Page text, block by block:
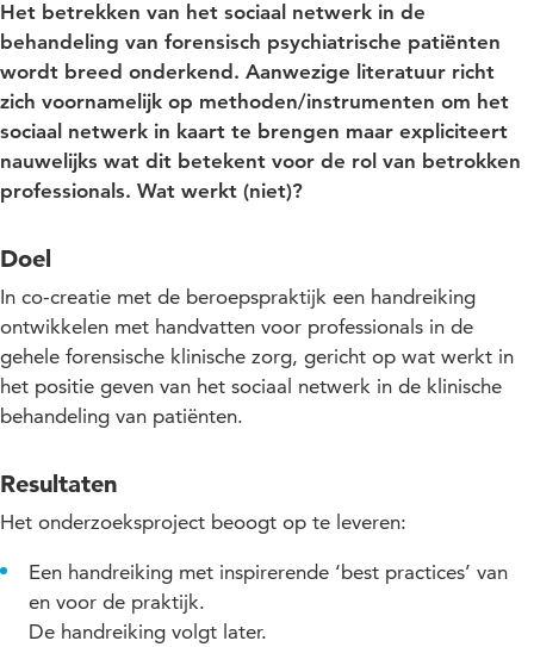
Het betrekken van het sociaal netwerk in de
behandeling van forensisch psychiatrische patiënten
wordt breed onderkend. Aanwezige literatuur richt
zich voornamelijk op methoden/instrumenten om het
sociaal netwerk in kaart te brengen maar expliciteert
nauwelijks wat dit betekent voor de rol van betrokken
professionals. Wat werkt (niet)?
Doel
In co-creatie met de beroepspraktijk een handreiking
ontwikkelen met handvatten voor professionals in de
gehele forensische klinische zorg, gericht op wat werkt in
het positie geven van het sociaal netwerk in de klinische
behandeling van patiënten.
Resultaten
Het onderzoeksproject beoogt op te leveren:
Een handreiking met inspirerende ‘best practices’ van
en voor de praktijk.
De handreiking volgt later.